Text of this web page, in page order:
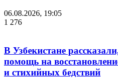
06.08.2026, 19:05
1 276
В Узбекистане
помощь на
и стихийных бедствий